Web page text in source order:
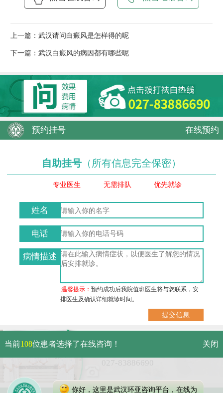
上一篇： 武汉请问白癜风是怎样得的呢
下一篇： 武汉白癜风的病因都有哪些呢
预约挂号 在线预约
自助挂号 （所有信息完全保密）
专业医生 无需排队 优先就诊
姓名
电话
病情描述
温馨提示：预约成功后我院值班医生将与您联系，安
排医生及确认详细就诊时间。
武汉市硚口区解放大道479号
免费电话：
当前108位患者选择了在线咨询！ 关闭
你好，这里是武汉环亚咨询平台，在线为